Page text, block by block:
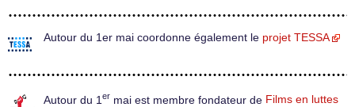
Autour du 1er mai coordonne également le projet TESSA
Autour du 1 er mai est membre fondateur de Films en luttes